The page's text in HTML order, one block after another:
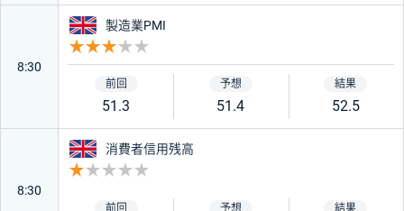
8:30
イギリス
製造業PMI
51.3 51.4 52.5
8:30
イギリス
消費者信用残高